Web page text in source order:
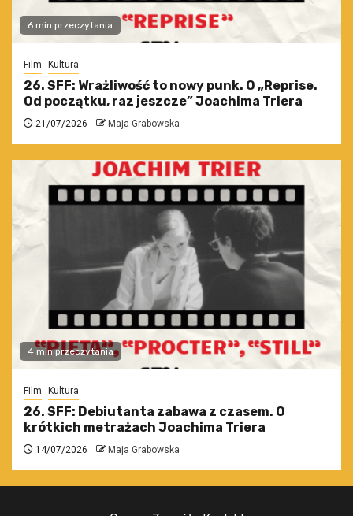
6 min przeczytania
Film Kultura
26. SFF: Wrażliwość to nowy punk. O „Reprise.
Od początku, raz jeszcze” Joachima Triera
21/07/2026 Maja Grabowska
4 min przeczytania
Film Kultura
26. SFF: Debiutanta zabawa z czasem. O
krótkich metrażach Joachima Triera
14/07/2026 Maja Grabowska